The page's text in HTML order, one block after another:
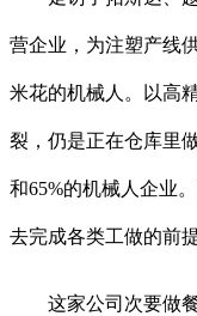
营企业，为注塑产线
米花的机械人。以高
裂，仍是正在仓库里
和65%的机械人企业
去完成各类工做的前提
这家公司次要做餐